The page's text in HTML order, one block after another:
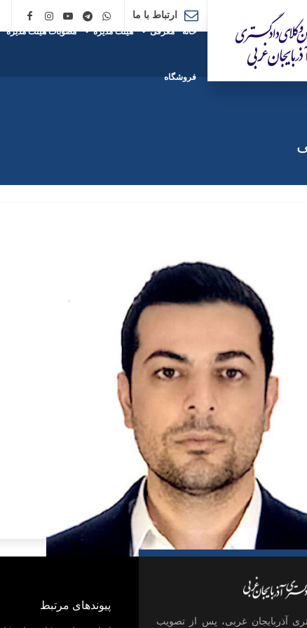
ارتباط با ما
خانه معرفی هیئت مدیره مصوبات هیئت مدیره
فروشگاه
آذربايجان غربی، پس از تصويب
پیوندهای مرتبط